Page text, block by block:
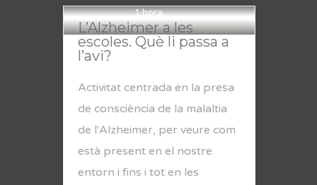
1 hora
L’Alzheimer a les
escoles. Què li passa a
l’avi?
Activitat centrada en la presa
de consciència de la malaltia
de l'Alzheimer, per veure com
està present en el nostre
entorn i fins i tot en les